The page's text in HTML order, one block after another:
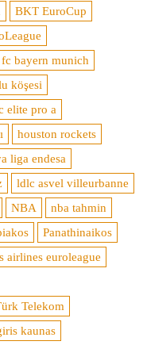
BKT EuroCup
fc bayern munich
köşesi
elite pro a
houston rockets
liga endesa
ldlc asvel villeurbanne
NBA
nba tahmin
Panathinaikos
airlines euroleague
Telekom
kaunas